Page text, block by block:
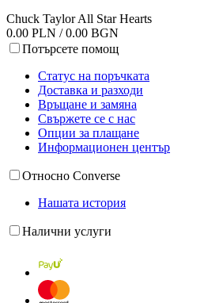
Chuck Taylor All Star Hearts
0.00 PLN / 0.00 BGN
Потърсете помощ
Статус на поръчката
Доставка и разходи
Връщане и замяна
Свържете се с нас
Опции за плащане
Информационен център
Относно Converse
Нашата история
Налични услуги